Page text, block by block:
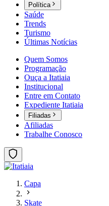
Política
Saúde
Trends
Turismo
Últimas Notícias
Quem Somos
Programação
Ouça a Itatiaia
Institucional
Entre em Contato
Expediente Itatiaia
Filiadas
Afiliadas
Trabalhe Conosco
Capa
Skate